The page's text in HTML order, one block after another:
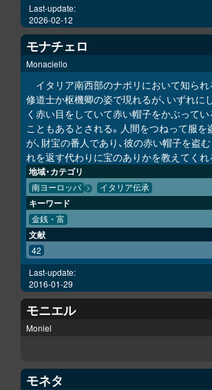
Last-update:
2026-02-12
モナチェロ
Monaciello
イタリア南西部のナポリにおいて知られ
修道士か枢機卿の姿で現れるが、いずれに
く赤い目をしていて赤い帽子をかぶって
こともあるとされる。人間をつねって服を
が、財宝の番人であり、彼の赤い帽子を盗
れを返す代わりに宝のありかを教えてくれ
地域・カテゴリ
南ヨーロッパ イタリア伝承
キーワード
金銭・富
文献
42
Last-update:
2016-01-29
モニエル
Moniel
モネタ